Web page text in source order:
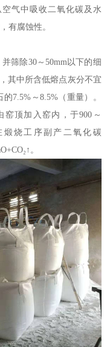
气中吸收二氧化碳及水
有腐蚀性。
筛除30～50mm以下的细
其中所含低熔点灰分不宜
7.5%～8.5%（重量）。
顶加入窑内，于900～
烧工序副产二氧化碳
。